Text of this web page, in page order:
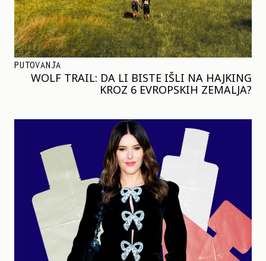
PUTOVANJA
WOLF TRAIL: DA LI BISTE IŠLI NA HAJKING
KROZ 6 EVROPSKIH ZEMALJA?